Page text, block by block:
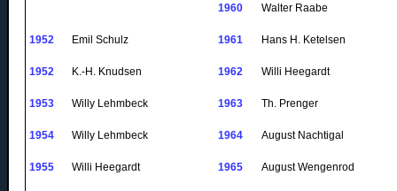
1960 Walter Raabe
1952 Emil Schulz 1961 Hans H. Ketelsen
1952 K.-H. Knudsen 1962 Willi Heegardt
1953 Willy Lehmbeck 1963 Th. Prenger
1954 Willy Lehmbeck 1964 August Nachtigal
1955 Willi Heegardt 1965 AugustWengenrod